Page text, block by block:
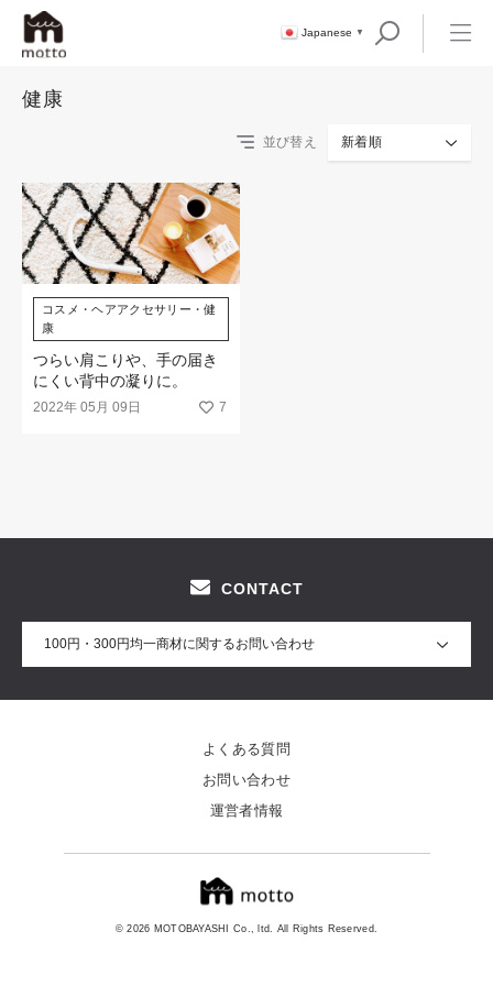
Japanese ▼
健康
並び替え 新着順
コスメ・ヘアアクセサリー・健
康
つらい肩こりや、手の届き
にくい背中の凝りに。
2022年 05月 09日 7
CONTACT
100円・300円均一商材に関するお問い合わせ
© 2026 MOTOBAYASHI Co., ltd. All Rights Reserved.
よくある質問
お問い合わせ
運営者情報